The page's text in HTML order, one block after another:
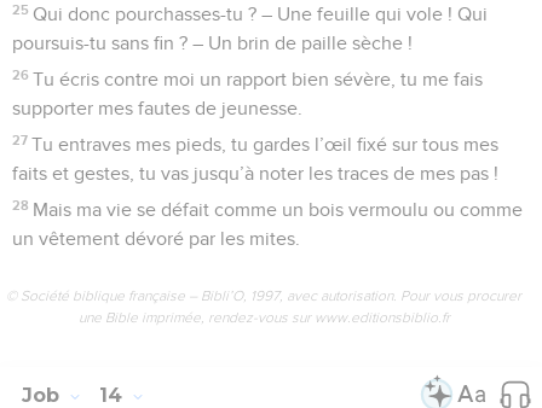
25 Qui donc pourchasses-tu ? – Une feuille qui vole ! Qui
poursuis-tu sans fin ? – Un brin de paille sèche !
26 Tu écris contre moi un rapport bien sévère, tu me fais
supporter mes fautes de jeunesse.
27 Tu entraves mes pieds, tu gardes l’œil fixé sur tous mes
faits et gestes, tu vas jusqu’à noter les traces de mes pas !
28 Mais ma vie se défait comme un bois vermoulu ou comme
un vêtement dévoré par les mites.
© Société biblique française – Bibli’O, 1997, avec autorisation. Pour vous procurer
une Bible imprimée, rendez-vous sur www.editionsbiblio.fr
Job 14